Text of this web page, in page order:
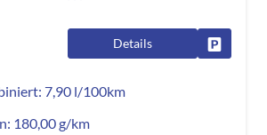
Details
7,90 l/100km
180,00 g/km